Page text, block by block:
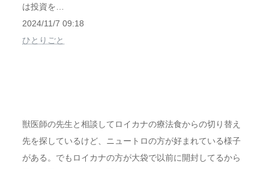
は投資を…
2024/11/7 09:18
ひとりごと
獣医師の先生と相談してロイカナの療法食からの切り替え
先を探しているけど、ニュートロの方が好まれている様子
がある。でもロイカナの方が大袋で以前に開封してるから